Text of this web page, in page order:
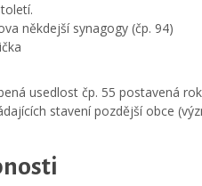
někdejší synagogy (čp. 94)
usedlost čp. 55 postavená
stavení pozdější obce